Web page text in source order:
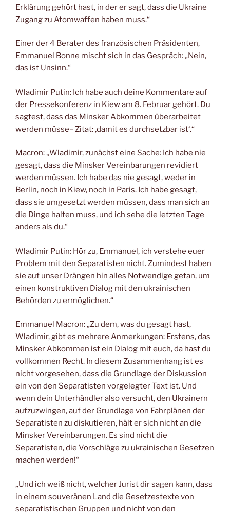
Erklärung gehört hast, in der er sagt, dass die Ukraine
Zugang zu Atomwaffen haben muss.“
Einer der 4 Berater des französischen Präsidenten,
Emmanuel Bonne mischt sich in das Gespräch: „Nein,
das ist Unsinn.“
Wladimir Putin: Ich habe auch deine Kommentare auf
der Pressekonferenz in Kiew am 8. Februar gehört. Du
sagtest, dass das Minsker Abkommen überarbeitet
werden müsse– Zitat: ‚damit es durchsetzbar ist‘.“
Macron: „Wladimir, zunächst eine Sache: Ich habe nie
gesagt, dass die Minsker Vereinbarungen revidiert
werden müssen. Ich habe das nie gesagt, weder in
Berlin, noch in Kiew, noch in Paris. Ich habe gesagt,
dass sie umgesetzt werden müssen, dass man sich an
die Dinge halten muss, und ich sehe die letzten Tage
anders als du.“
Wladimir Putin: Hör zu, Emmanuel, ich verstehe euer
Problem mit den Separatisten nicht. Zumindest haben
sie auf unser Drängen hin alles Notwendige getan, um
einen konstruktiven Dialog mit den ukrainischen
Behörden zu ermöglichen.“
Emmanuel Macron: „Zu dem, was du gesagt hast,
Wladimir, gibt es mehrere Anmerkungen: Erstens, das
Minsker Abkommen ist ein Dialog mit euch, da hast du
vollkommen Recht. In diesem Zusammenhang ist es
nicht vorgesehen, dass die Grundlage der Diskussion
ein von den Separatisten vorgelegter Text ist. Und
wenn dein Unterhändler also versucht, den Ukrainern
aufzuzwingen, auf der Grundlage von Fahrplänen der
Separatisten zu diskutieren, hält er sich nicht an die
Minsker Vereinbarungen. Es sind nicht die
Separatisten, die Vorschläge zu ukrainischen Gesetzen
machen werden!“
„Und ich weiß nicht, welcher Jurist dir sagen kann, dass
in einem souveränen Land die Gesetzestexte von
separatistischen Gruppen und nicht von den